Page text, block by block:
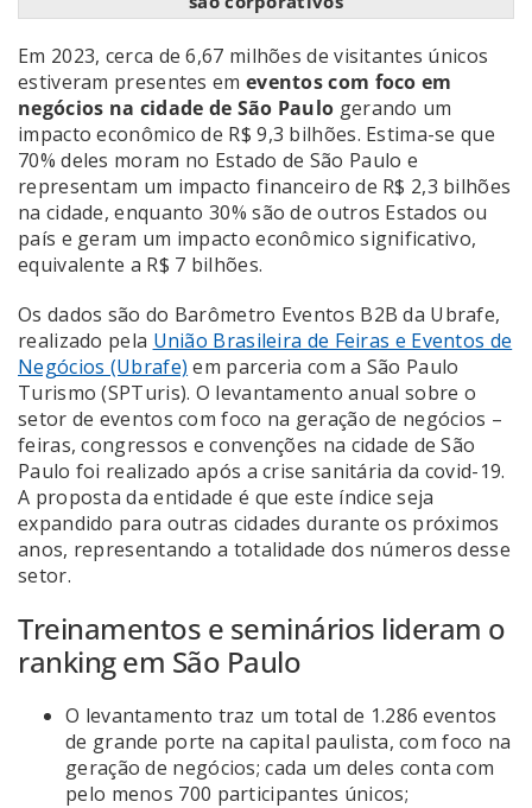
Em 2023, cerca de 6,67 milhões de visitantes únicos
estiveram presentes em eventos com foco em
negócios na cidade de São Paulo gerando um
impacto econômico de R$ 9,3 bilhões. Estima-se que
70% deles moram no Estado de São Paulo e
representam um impacto financeiro de R$ 2,3 bilhões
na cidade, enquanto 30% são de outros Estados ou
país e geram um impacto econômico significativo,
equivalente a R$ 7 bilhões.
Os dados são do Barômetro Eventos B2B da Ubrafe,
realizado pela União Brasileira de Feiras e Eventos de
Negócios (Ubrafe) em parceria com a São Paulo
Turismo (SPTuris). O levantamento anual sobre o
setor de eventos com foco na geração de negócios –
feiras, congressos e convenções na cidade de São
Paulo foi realizado após a crise sanitária da covid-19.
A proposta da entidade é que este índice seja
expandido para outras cidades durante os próximos
anos, representando a totalidade dos números desse
setor.
Treinamentos e seminários lideram o
ranking em São Paulo
O levantamento traz um total de 1.286 eventos
de grande porte na capital paulista, com foco na
geração de negócios; cada um deles conta com
pelo menos 700 participantes únicos;